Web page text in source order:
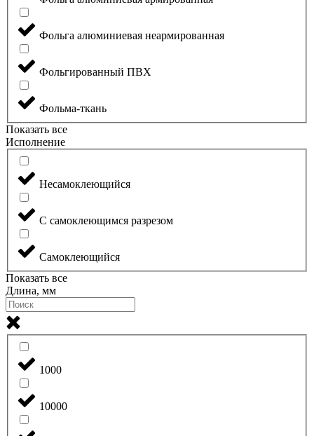
Фольга алюминиевая неармированная
Фольгированный ПВХ
Фольма-ткань
Показать все
Исполнение
Несамоклеющийся
С самоклеющимся разрезом
Самоклеющийся
Показать все
Длина, мм
1000
10000